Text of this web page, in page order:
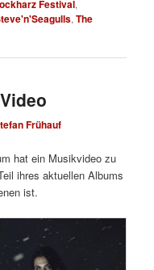
Festival,
,The
Frühauf
hat ein Musikvideo zu
ihres aktuellen Albums
ist.